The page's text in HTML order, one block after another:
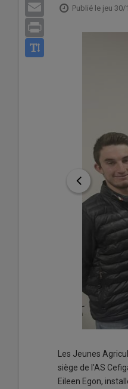
Email
Publié le jeu 30/
Les Jeunes
siège de l'AS
Eileen Egon,